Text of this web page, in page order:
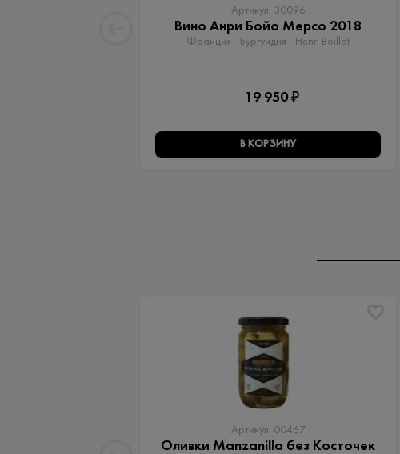
Артикул: 30096
Вино Анри Бойо Мерсо 2018
Франция - Бургундия - Henri Boillot
19 950 ₽
В КОРЗИНУ
Артикул: 00467
Оливки Manzanilla без Косточек